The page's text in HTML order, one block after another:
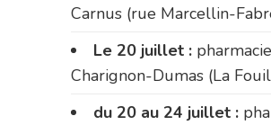
Carnus (rue Marcellin-
Le 20 juillet : pharmacie
Charignon-Dumas (La
du 20 au 24 juillet :